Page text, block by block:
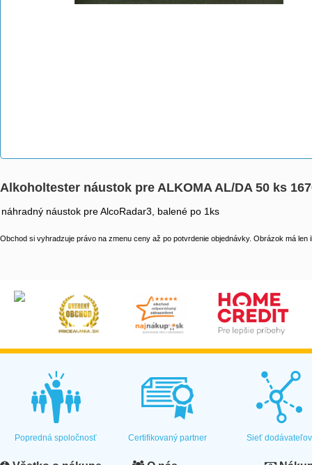
Alkoholtester náustok pre ALKOMA AL/DA 50 ks
náhradný náustok pre AlcoRadar3, balené po 1ks
Obchod si vyhradzuje právo na zmenu ceny až po potvrdenie objednávky. Obrázok má len
Popredná spoločnosť Certifikovaný partner Sieť dodávateľov